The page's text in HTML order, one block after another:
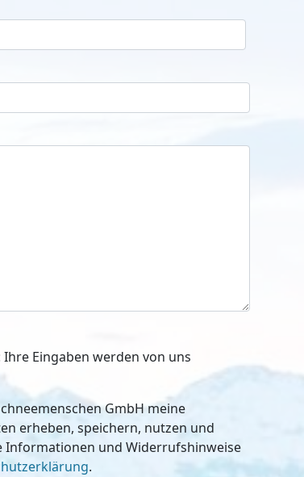
Eingaben werden von uns
GmbH meine
speichern, nutzen und
Informationen und Widerrufshinweise
.